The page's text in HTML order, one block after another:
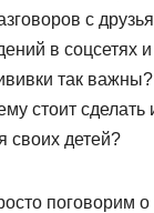
с
в соцсетях и
так важны?
стоит сделать
своих детей?
поговорим о